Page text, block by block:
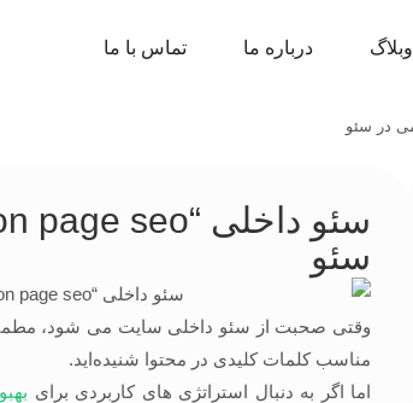
وبلاگ درباره ما تماس با ما
سئو
وقتی صحبت از سئو داخلی سایت می شود،
مناسب کلمات کلیدی در محتوا شنیده‌اید.
اما اگر به دنبال استراتژی های کاربردی برای